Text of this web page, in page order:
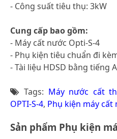
- Công suất tiêu thụ: 3kW
Cung cấp bao gồm:
- Máy cất nước Opti-S-4
- Phụ kiện tiêu chuẩn đi
- Tài liệu HDSD bằng tiếng
Tags: Máy nước cất
OPTI-S-4, Phụ kiện máy cất
Sản phẩm Phụ kiện